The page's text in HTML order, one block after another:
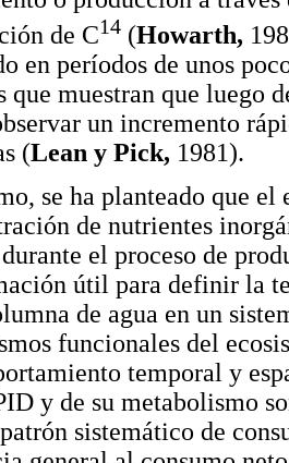
de C14 (Howarth,
en períodos de unos
que muestran que luego
un incremento
(Lean y Pick, 1981).
se ha planteado que
de nutrientes
el proceso de
útil para definir la
de agua en un
funcionales del
temporal y
y de su metabolismo
sistemático de